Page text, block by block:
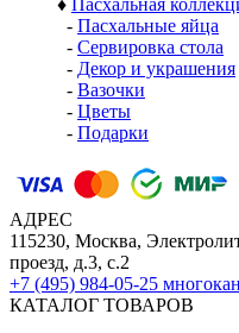
♦ Пасхальная
- Пасхальные яйца
- Сервировка стола
- Декор и украшения
- Вазочки
- Цветы
- Подарки
АДРЕС
115230, Москва,
проезд, д.3, с.2
+7 (495) 984-05-25
КАТАЛОГ ТОВАРОВ